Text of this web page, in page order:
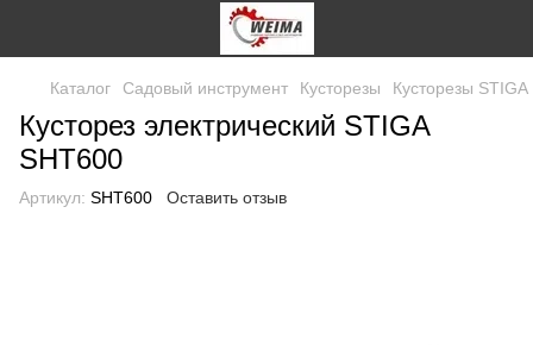
Каталог Садовый инструмент Кусторезы Кусторезы STIGA
Кусторез электрический STIGA
SHT600
Артикул: SHT600 Оставить отзыв